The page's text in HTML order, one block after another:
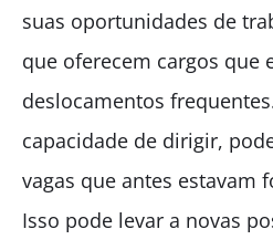
suas oportunidades de
que oferecem cargos que
deslocamentos
capacidade de dirigir,
vagas que antes estavam
Isso pode levar a novas